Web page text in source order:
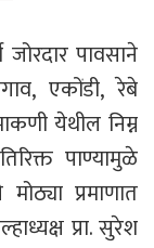
जोरदार पावसाने
एकोंडी, रेबे
येथील निम्न
पाण्यामुळे
प्रमाणात
प्रा. सुरेश